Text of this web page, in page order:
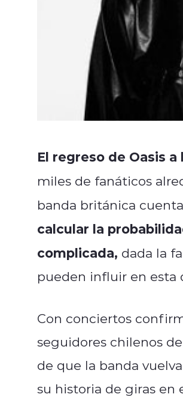
El regreso de Oasis
miles de fanáticos
banda británica
calcular la
complicada, dada la
pueden influir en esta
Con conciertos
seguidores chilenos
de que la banda
su historia de giras en